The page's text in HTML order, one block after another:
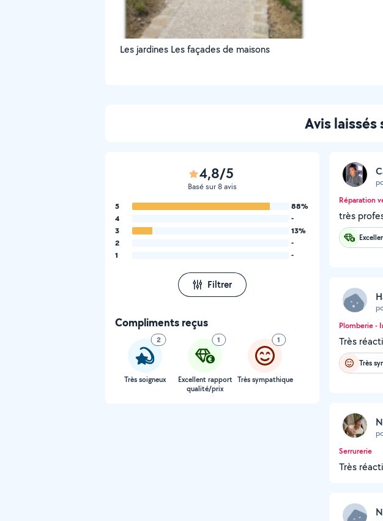
Les jardines Les façades de maisons
Avis laissés
4,8/5
Basé sur 8 avis
5
88%
4
-
3
13%
2
-
1
-
Filtrer
Compliments reçus
2
Très soigneux
1
Excellent rapport
qualité/prix
1
Très sympathique
Réparation
très
Plomberie -
Très
Très
Serrurerie
Très